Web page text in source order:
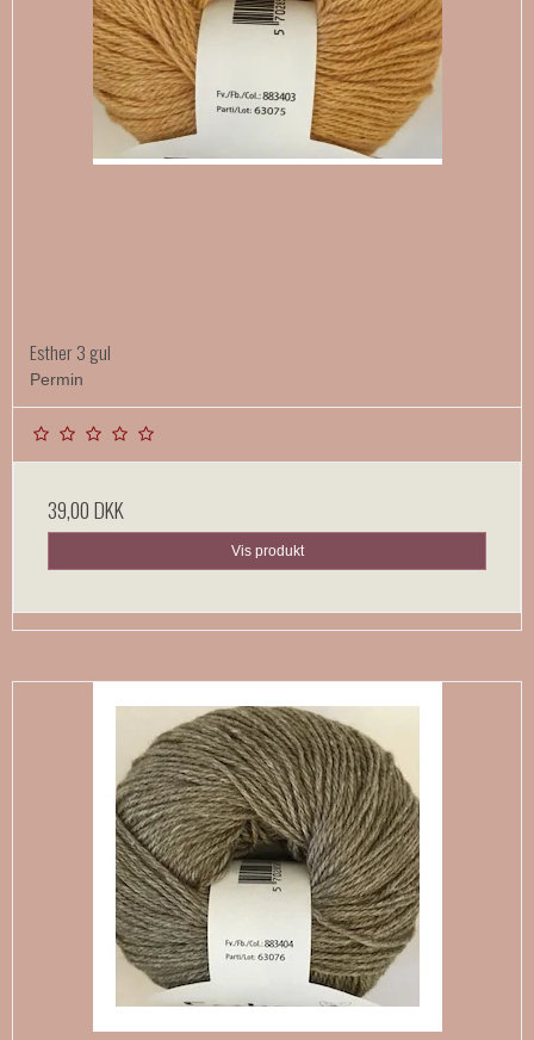
Esther 3 gul
Permin
39,00 DKK
Vis produkt